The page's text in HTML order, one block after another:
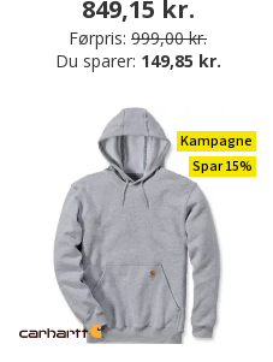
849,15 kr.
Førpris: 999,00 kr.
Du sparer: 149,85 kr.
Kampagne
Spar 15%